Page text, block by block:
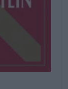
Elk
toewijding